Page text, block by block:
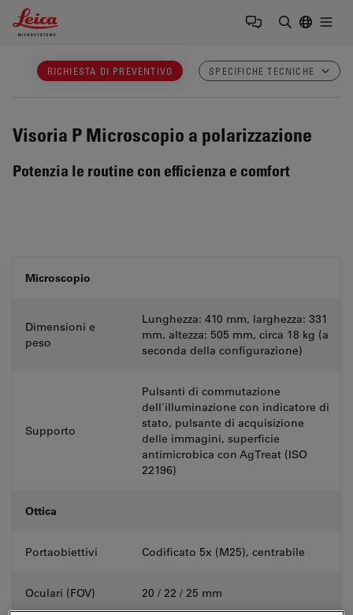
Leica Microsystems Logo
RICHIESTA DI PREVENTIVO SPECIFICHE TECNICHE
Visoria P Microscopio a polarizzazione
Potenzia le routine con efficienza e comfort
Microscopio
Dimensioni e
peso
Lunghezza: 410 mm, larghezza: 331
mm, altezza: 505 mm, circa 18 kg (a
seconda della configurazione)
Supporto
Pulsanti di commutazione
dell'illuminazione con indicatore di
stato, pulsante di acquisizione
delle immagini, superficie
antimicrobica con AgTreat (ISO
22196)
Ottica
Portaobiettivi Codificato 5x (M25), centrabile
Oculari (FOV) 20 / 22 / 25 mm